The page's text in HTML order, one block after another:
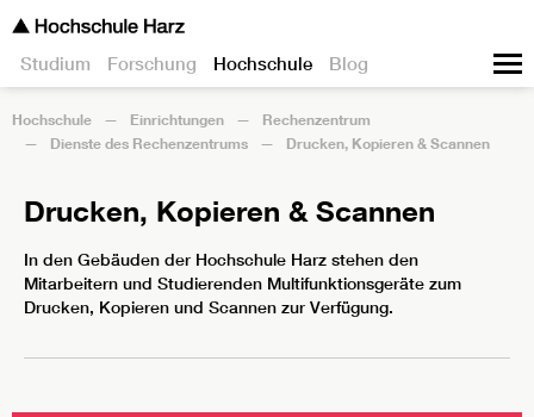
Studium Forschung Hochschule Blog
Hochschule Einrichtungen
Rechenzentrum
Dienste des Rechenzentrums
Drucken, Kopieren & Scannen
Drucken, Kopieren & Scannen
In den Gebäuden der Hochschule Harz stehen den
Mitarbeitern und Studierenden Multifunktionsgeräte zum
Drucken, Kopieren und Scannen zur Verfügung.